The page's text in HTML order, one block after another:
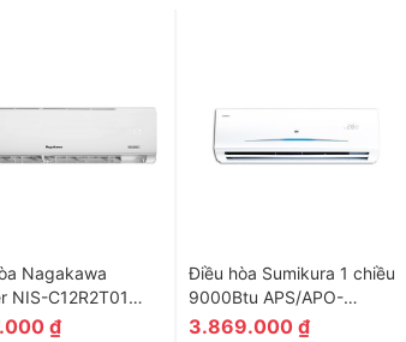
Nagakawa
NIS-C12R2T01
₫
Điều hòa Sumikura 1 chiều
9000Btu APS/APO-
092Titan-A
3.869.000 ₫